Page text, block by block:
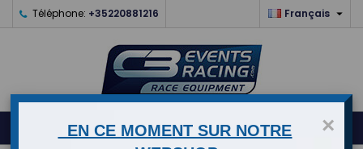
Téléphone: +35220881216 Français 
  0×
EN CE MOMENT SUR NOTRE